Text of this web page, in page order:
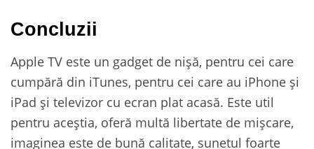
Concluzii
Apple TV este un gadget de nișă, pentru cei care
cumpără din iTunes, pentru cei care au iPhone și
iPad și televizor cu ecran plat acasă. Este util
pentru aceștia, oferă multă libertate de mișcare,
imaginea este de bună calitate, sunetul foarte